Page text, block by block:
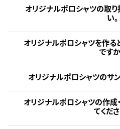
オリジナルポロシャツの取り
い。
オリジナルポロシャツを作
です
オリジナルポロシャツのサ
オリジナルポロシャツの作成
てくださ